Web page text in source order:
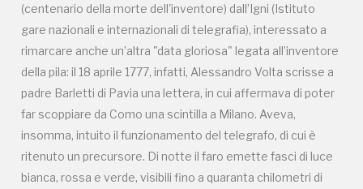
(centenario della morte dell'inventore) dall’Igni (Istituto
gare nazionali e internazionali di telegrafia), interessato a
rimarcare anche un’altra "data gloriosa" legata all’inventore
della pila: il 18 aprile 1777, infatti, Alessandro Volta scrisse a
padre Barletti di Pavia una lettera, in cui affermava di poter
far scoppiare da Como una scintilla a Milano. Aveva,
insomma, intuito il funzionamento del telegrafo, di cui è
ritenuto un precursore. Di notte il faro emette fasci di luce
bianca, rossa e verde, visibili fino a quaranta chilometri di
metri ed è stato pensato per essere visitabile e per poter
ammirare dalla sua sommità, raggiungibile attraverso una
caratteristica scala a chiocciola di 143 gradini, un panorama
vastissimo, che si estende da Milano all'arco alpino, con al
centro il lago di Como e i suoi borghi. Nelle giornate di cielo
terso si scorge persino l'Appennino settentrionale.
Attualmente (2026) il Faro Voltiano è chiuso, perché ha
bisogno di lavori di manutenzione straordinaria, e
candidandolo tra i "Luoghi del cuore" del FAI, si vuole